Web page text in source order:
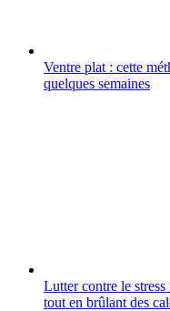
Ventre plat : cette
quelques semaines
Lutter contre le
tout en brûlant des